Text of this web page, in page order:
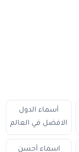
أسماء الدول
الافضل في العالم
اسماء أحسن